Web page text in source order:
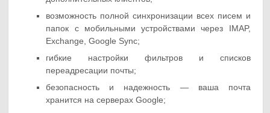
возможность полной синхронизации всех писем и
папок с мобильными устройствами через IMAP,
Exchange, Google Sync;
гибкие настройки фильтров и списков
переадресации почты;
безопасность и надежность — ваша почта
хранится на серверах Google;